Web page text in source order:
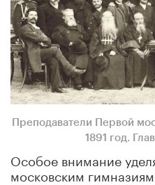
Преподаватели Первой
1891 год.
Особое внимание
московским